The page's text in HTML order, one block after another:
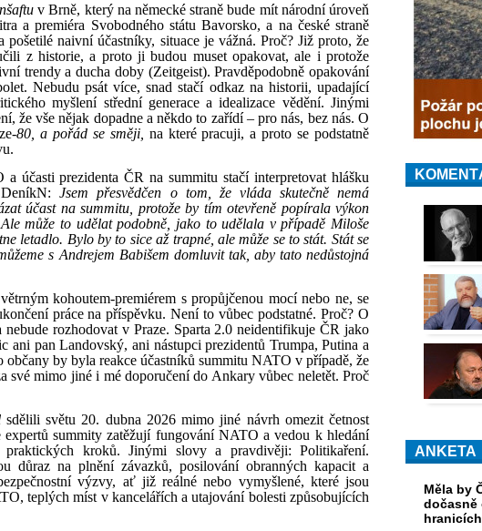
v Brně, který na německé straně bude mít národní úroveň
a premiéra Svobodného státu Bavorsko, a na české straně
pošetilé naivní účastníky, situace je vážná. Proč? Již proto, že
z historie, a proto ji budou muset opakovat, ale i protože
trendy a ducha doby (Zeitgeist). Pravděpodobně opakování
Nebudu psát více, snad stačí odkaz na historii, upadající
myšlení střední generace a idealizace vědění. Jinými
že vše nějak dopadne a někdo to zařídí – pro nás, bez nás. O
80, a pořád se směji, na které pracuji, a proto se podstatně
účasti prezidenta ČR na summitu stačí interpretovat hlášku
DeníkN:Jsem přesvědčen o tom, že vláda skutečně nemá
účast na summitu, protože by tím otevřeně popírala výkon
může to udělat podobně, jako to udělala v případě Miloše
letadlo. Bylo by to sice až trapné, ale může se to stát. Stát se
s Andrejem Babišem domluvit tak, aby tato nedůstojná
kohoutem-premiérem s propůjčenou mocí nebo ne, se
práce na příspěvku. Není to vůbec podstatné. Proč? O
nebude rozhodovat v Praze. Sparta 2.0 neidentifikuje ČR jako
ani pan Landovský, ani nástupci prezidentů Trumpa, Putina a
občany by byla reakce účastníků summitu NATO v případě, že
své mimo jiné i mé doporučení do Ankary vůbec neletět. Proč
sdělili světu 20. dubna 2026 mimo jiné návrh omezit četnost
summity zatěžují fungování NATO a vedou k hledání
kroků. Jinými slovy a pravdivěji: Politikaření.
důraz na plnění závazků, posilování obranných kapacit a
výzvy, ať již reálné nebo vymyšlené, které jsou
teplých míst v kancelářích a utajování bolesti způsobujících
ANKETA
Měla by
dočasně